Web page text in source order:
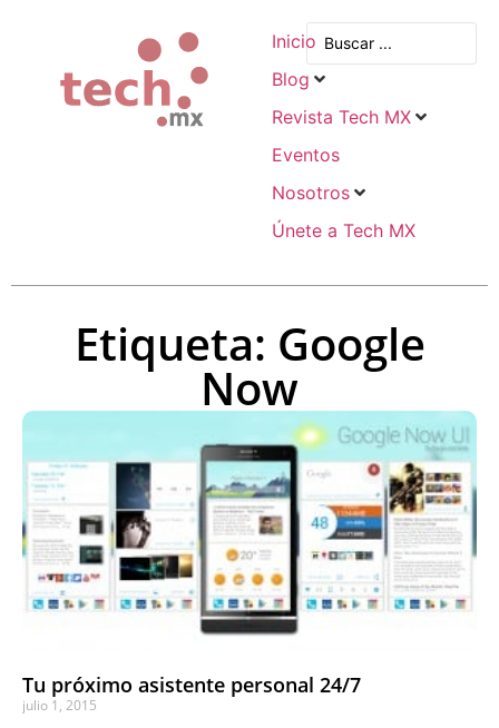
Inicio
Blog
Revista Tech MX
Eventos
Nosotros
Únete a Tech MX
Etiqueta: Google
Now
Tu próximo asistente personal 24/7
julio 1, 2015